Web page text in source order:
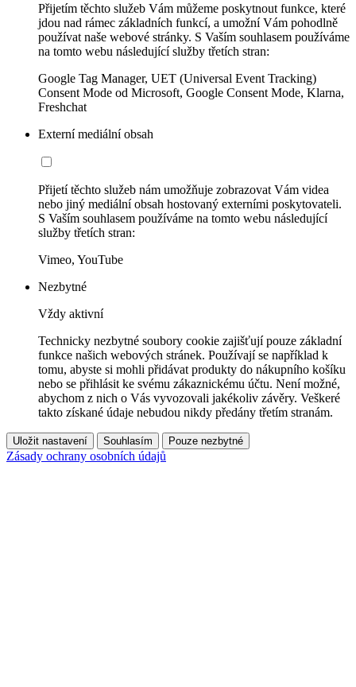
Přijetím těchto služeb Vám můžeme poskytnout funkce, které
jdou nad rámec základních funkcí, a umožní Vám pohodlně
používat naše webové stránky. S Vaším souhlasem používáme
na tomto webu následující služby třetích stran:
Google Tag Manager, UET (Universal Event Tracking)
Consent Mode od Microsoft, Google Consent Mode, Klarna,
Freshchat
Externí mediální obsah
Přijetí těchto služeb nám umožňuje zobrazovat Vám videa
nebo jiný mediální obsah hostovaný externími poskytovateli.
S Vaším souhlasem používáme na tomto webu následující
služby třetích stran:
Vimeo, YouTube
Nezbytné
Vždy aktivní
Technicky nezbytné soubory cookie zajišťují pouze základní
funkce našich webových stránek. Používají se například k
tomu, abyste si mohli přidávat produkty do nákupního košíku
nebo se přihlásit ke svému zákaznickému účtu. Není možné,
abychom z nich o Vás vyvozovali jakékoliv závěry. Veškeré
takto získané údaje nebudou nikdy předány třetím stranám.
Uložit nastavení Souhlasím Pouze nezbytné
Zásady ochrany osobních údajů